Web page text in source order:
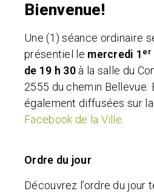
Bienvenue!
Une (1) séance ordinaire
présentiel le mercredi 1 er
de 19 h 30 à la salle du
2555 du chemin Bellevue.
également diffusées sur
Facebook de la Ville.
Ordre du jour
Découvrez l’ordre du jour